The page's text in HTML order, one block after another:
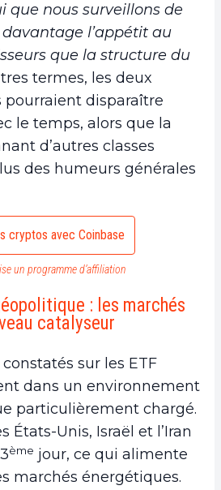
que nous surveillons de
l’appétit au
que la structure du
termes, les deux
pourraient disparaître
le temps, alors que la
d’autres classes
des humeurs générales
cryptos avec Coinbase
un programme d’affiliation
: les marchés
catalyseur
sur les ETF
dans un environnement
particulièrement chargé.
États-Unis, Israël et l’Iran
ème jour, ce qui alimente
marchés énergétiques.